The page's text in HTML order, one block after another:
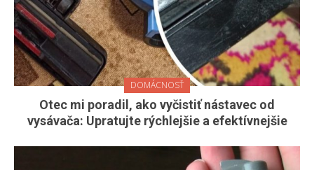
DOMÁCNOSŤ
Otec mi poradil, ako vyčistiť nástavec od
vysávača: Upratujte rýchlejšie a efektívnejšie